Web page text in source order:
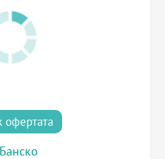
офертата
Банско